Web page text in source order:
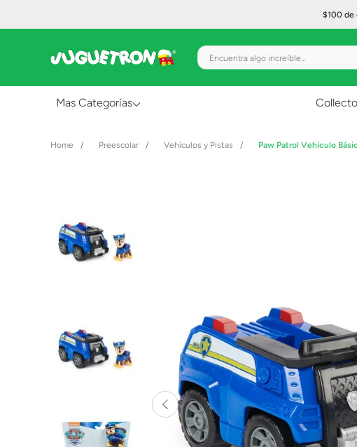
$100 de
Encuentra algo increíble...
Mas Categorías
Figuras de Acción
Lanzadores
Muñecas
Vehículos y Pistas
Preescolar Vehículos y Pistas Paw Patrol Vehículo